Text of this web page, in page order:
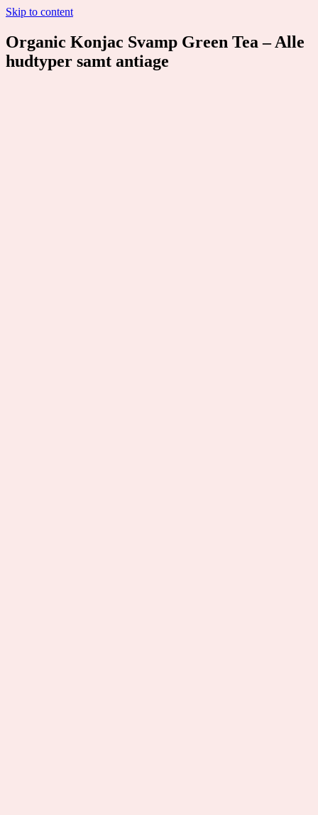
Skip to content
Organic Konjac Svamp Green Tea – Alle
hudtyper samt antiage